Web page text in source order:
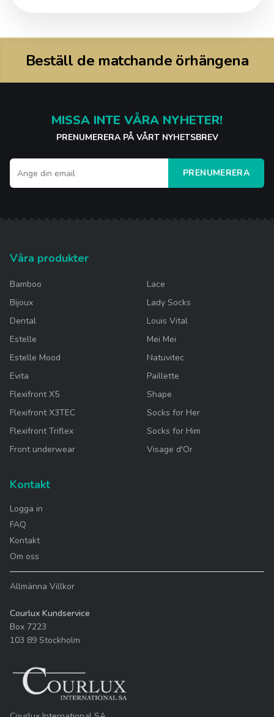
Beställ de matchande örhängena
MISSA INTE VÅRA NYHETER!
PRENUMERERA PÅ VÅRT NYHETSBREV
PRENUMERERA
Våra produkter
Bamboo
Bijoux
Dental
Estelle
Estelle Mood
Evita
Flexifront X5
Flexifront X3TEC
Flexifront Triflex
Front underwear
Lace
Lady Socks
Louis Vital
Mei Mei
Natuvitec
Paillette
Shape
Socks for Her
Socks for Him
Visage d'Or
Kontakt
Logga in
FAQ
Kontakt
Om oss
Allmänna Villkor
Courlux Kundservice
Box 7223
103 89 Stockholm